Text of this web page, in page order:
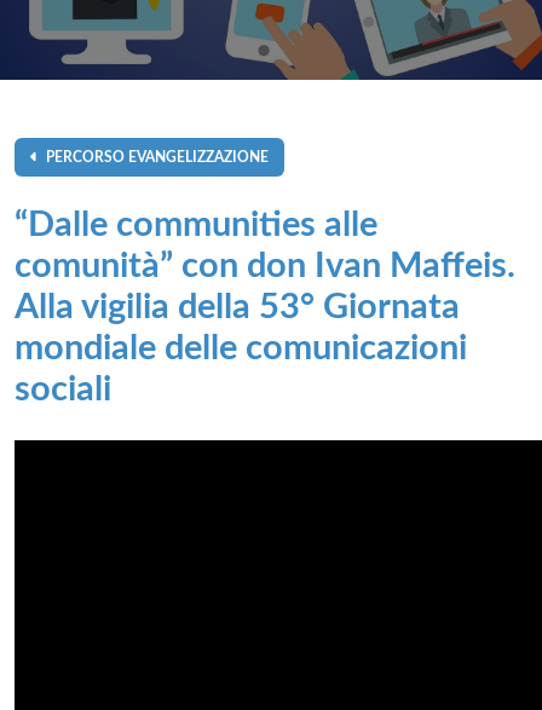
PERCORSO EVANGELIZZAZIONE
“Dalle communities alle
comunità” con don Ivan Maffeis.
Alla vigilia della 53° Giornata
mondiale delle comunicazioni
sociali